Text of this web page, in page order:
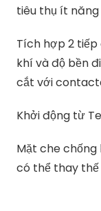
tiêu thụ ít
Tích hợp 2 tiếp
khí và độ bền
cắt với
Khởi động từ
Mặt che chống
có thể thay thế